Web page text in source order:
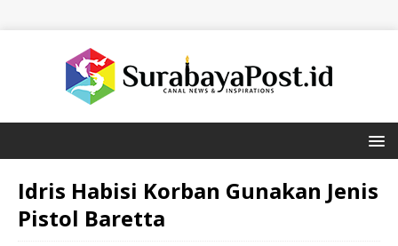
Idris Habisi Korban Gunakan Jenis
Pistol Baretta